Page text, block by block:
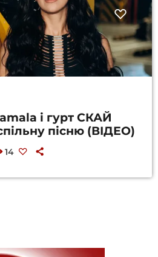
і гурт СКАЙ
пісню (ВІДЕО)
14